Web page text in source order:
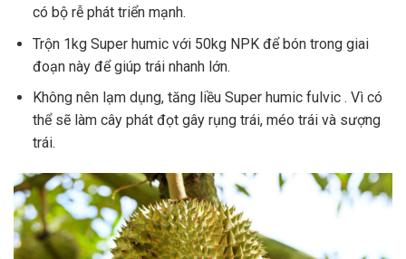
có bộ rễ phát triển mạnh.
Trộn 1kg Super humic với 50kg NPK để bón trong giai
đoạn này để giúp trái nhanh lớn.
Không nên lạm dụng, tăng liều Super humic fulvic . Vì có
thể sẽ làm cây phát đọt gây rụng trái, méo trái và sượng
trái.